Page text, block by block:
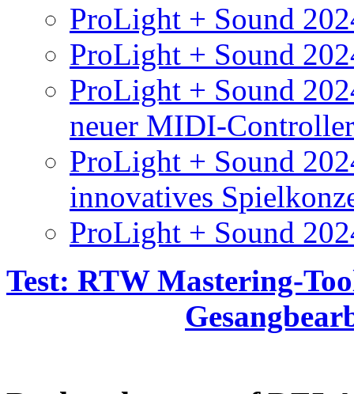
ProLight + Sound
ProLight + Sound
ProLight + Sound
neuer MIDI-Controller
ProLight + Sound
innovatives
ProLight + Sound
Test: RTW Mastering-